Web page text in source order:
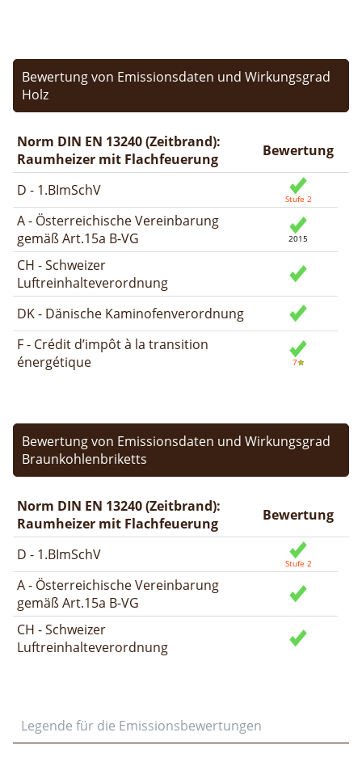
Bewertung von Emissionsdaten und Wirkungsgrad
Holz
Norm DIN EN 13240 (Zeitbrand):
Raumheizer mit Flachfeuerung
Bewertung
D - 1.BImSchV
A - Österreichische Vereinbarung
gemäß Art.15a B-VG
CH - Schweizer
Luftreinhalteverordnung
DK - Dänische Kaminofenverordnung
F - Crédit d’impôt à la transition
énergétique
Bewertung von Emissionsdaten und Wirkungsgrad
Braunkohlenbriketts
Norm DIN EN 13240 (Zeitbrand):
Raumheizer mit Flachfeuerung
Bewertung
D - 1.BImSchV
A - Österreichische Vereinbarung
gemäß Art.15a B-VG
CH - Schweizer
Luftreinhalteverordnung
Legende für die Emissionsbewertungen